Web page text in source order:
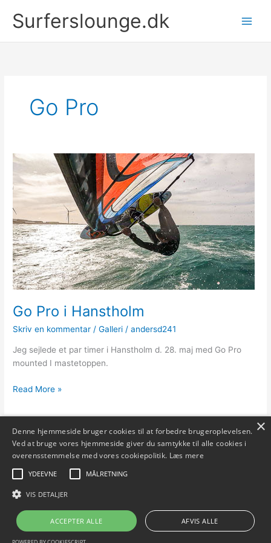
Surferslounge.dk
Go Pro
Go Pro i Hanstholm
Skriv en kommentar /Galleri /andersd241
Jeg sejlede et par timer i Hanstholm d. 28. maj med Go Pro
mounted I mastetoppen.
Go
i
Hanstholm
Read More »
Copyright © 2026 Surferslounge.dk | Powered by
Tema
×
Denne hjemmeside bruger cookies til at forbedre brugeroplevelsen.
Ved at bruge vores hjemmeside giver du samtykke til alle cookies i
overensstemmelse med vores cookiepolitik. Læs mere
YDEEVNE MÅLRETNING
VIS DETALJER
ACCEPTER ALLE AFVIS ALLE